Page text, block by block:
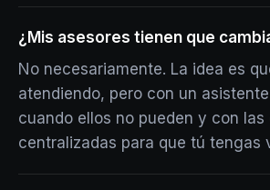
¿Mis asesores tienen que
No necesariamente. La idea es
atendiendo, pero con un
cuando ellos no pueden y con
centralizadas para que tú tengas